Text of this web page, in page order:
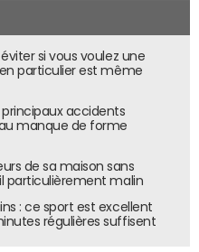
si vous voulez une
particulier est même
accidents
manque de forme
de sa maison sans
particulièrement malin
: ce sport est excellent
régulières suffisent